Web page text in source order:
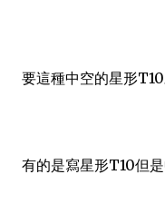
要這種中空的星形T10
有的是寫星形T10但